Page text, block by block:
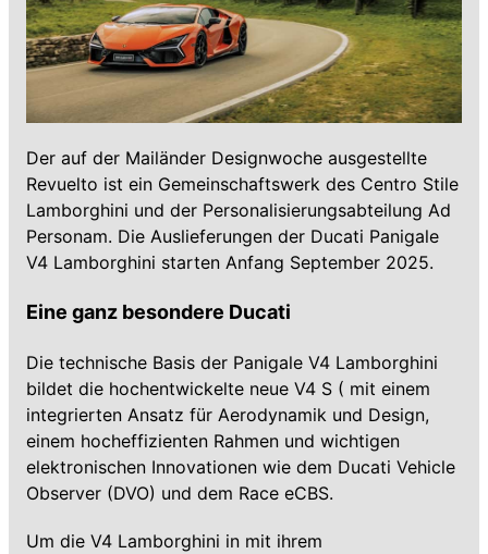
Der auf der Mailänder Designwoche ausgestellte
Revuelto ist ein Gemeinschaftswerk des Centro Stile
Lamborghini und der Personalisierungsabteilung Ad
Personam. Die Auslieferungen der Ducati Panigale
V4 Lamborghini starten Anfang September 2025.
Eine ganz besondere Ducati
Die technische Basis der Panigale V4 Lamborghini
bildet die hochentwickelte neue V4 S ( mit einem
integrierten Ansatz für Aerodynamik und Design,
einem hocheffizienten Rahmen und wichtigen
elektronischen Innovationen wie dem Ducati Vehicle
Observer (DVO) und dem Race eCBS.
Um die V4 Lamborghini in mit ihrem